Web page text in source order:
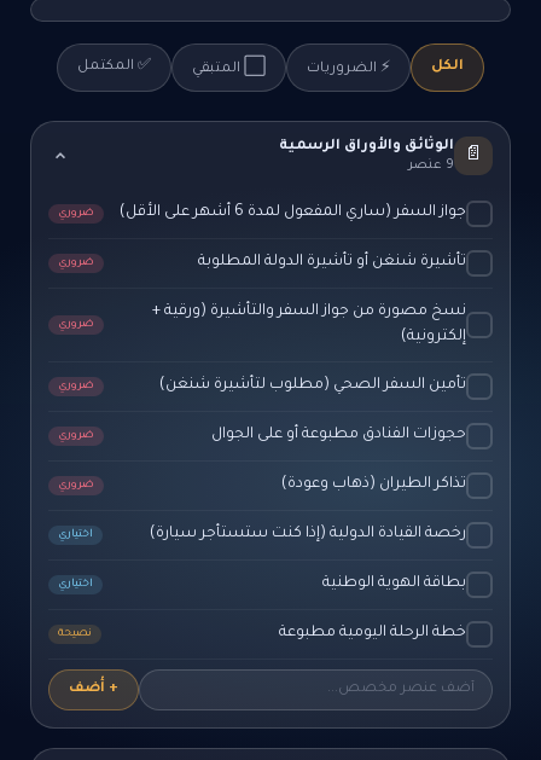
الكل ⚡ الضروريات ⬜ المتبقي ✅ المكتمل
📄
الوثائق والأوراق الرسمية
9 عنصر
جواز السفر (ساري المفعول لمدة 6 أشهر على الأقل) ضروري
تأشيرة شنغن أو تأشيرة الدولة المطلوبة ضروري
نسخ مصورة من جواز السفر والتأشيرة (ورقية +
إلكترونية)
ضروري
تأمين السفر الصحي (مطلوب لتأشيرة شنغن) ضروري
حجوزات الفنادق مطبوعة أو على الجوال ضروري
تذاكر الطيران (ذهاب وعودة) ضروري
رخصة القيادة الدولية (إذا كنت ستستأجر سيارة) اختياري
بطاقة الهوية الوطنية اختياري
خطة الرحلة اليومية مطبوعة نصيحة
+ أضف